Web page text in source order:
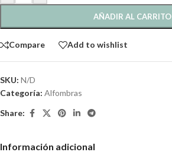
AÑADIR AL CARRITO
Compare Add to wishlist
SKU: N/D
Categoría: Alfombras
Share:
Información adicional